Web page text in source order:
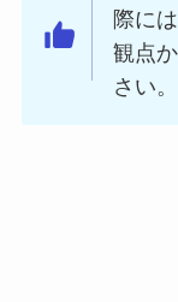
際に
観点
さい。